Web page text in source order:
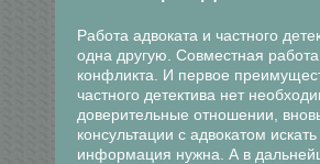
Работа адвоката и частного
одна другую. Совместная
конфликта. И первое
частного детектива нет
доверительные отношении,
консультации с адвокатом
информация нужна. А в